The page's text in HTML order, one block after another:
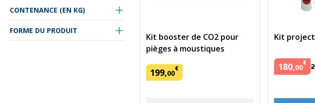
CONTENANCE (EN KG)
FORME DU PRODUIT
Kit booster de CO2 pour
pièges à moustiques
199,00
€
Kit
180,00
€